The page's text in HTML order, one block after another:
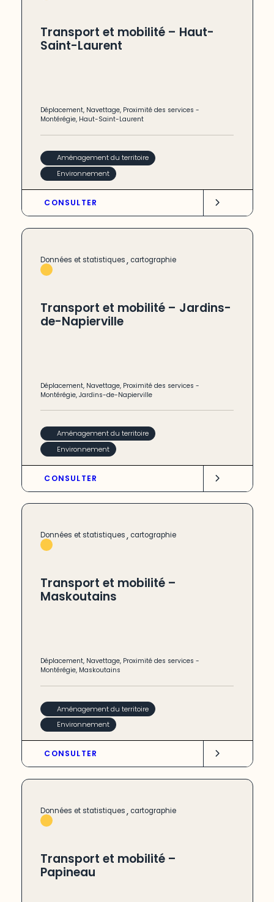
Transport et mobilité – Haut-
Saint-Laurent
Déplacement, Navettage, Proximité des services -
Montérégie, Haut-Saint-Laurent
Aménagement du territoire
Environnement
CONSULTER
Données et statistiques, cartographie
Transport et mobilité – Jardins-
de-Napierville
Déplacement, Navettage, Proximité des services -
Montérégie,Jardins-de-Napierville
Aménagement du territoire
Environnement
CONSULTER
Données et statistiques, cartographie
Transport et mobilité –
Maskoutains
Déplacement, Navettage, Proximité des services -
Montérégie, Maskoutains
Aménagement du territoire
Environnement
CONSULTER
Données et statistiques, cartographie
Transport et mobilité –
Papineau